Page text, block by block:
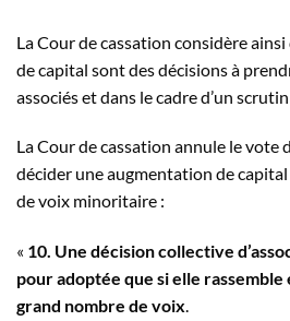
La Cour de cassation considère
de capital sont des décisions à
associés et dans le cadre d’un
La Cour de cassation annule le vote
décider une augmentation de capital
de voix minoritaire :
« 10. Une décision collective
pour adoptée que si elle rassemble
grand nombre de voix.